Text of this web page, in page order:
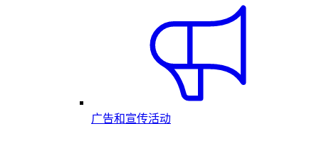
广告和宣传活动